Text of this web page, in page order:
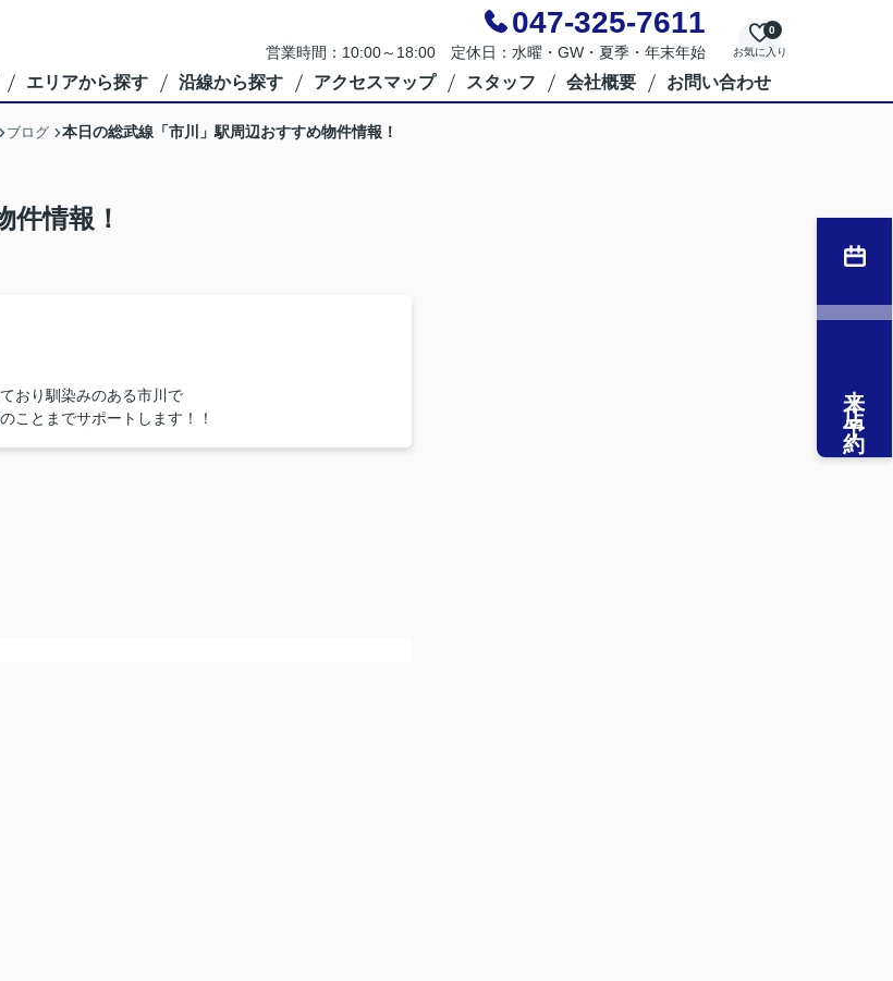
047-325-7611
営業時間：10:00～18:00 定休日：水曜・GW・夏季・年末年始 お気に入り
0
エリアから探す 沿線から探す アクセスマップ スタッフ 会社概要 お問い合わせ
ブログ 本日の総武線「市川」駅周辺おすすめ物件情報！
情報！
おり馴染みのある市川で
ことまでサポートします！！
来店予約